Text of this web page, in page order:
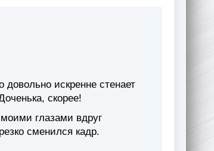
искренне стенает
скорее!
глазами вдруг
сменился кадр.